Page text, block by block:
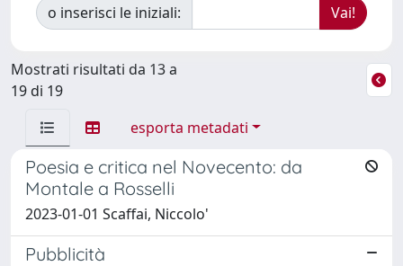
o inserisci le iniziali:
Mostrati risultati da 13 a
19 di 19
esporta metadati
Poesia e critica nel Novecento: da
Montale a Rosselli
2023-01-01 Scaffai, Niccolo'
Pubblicità